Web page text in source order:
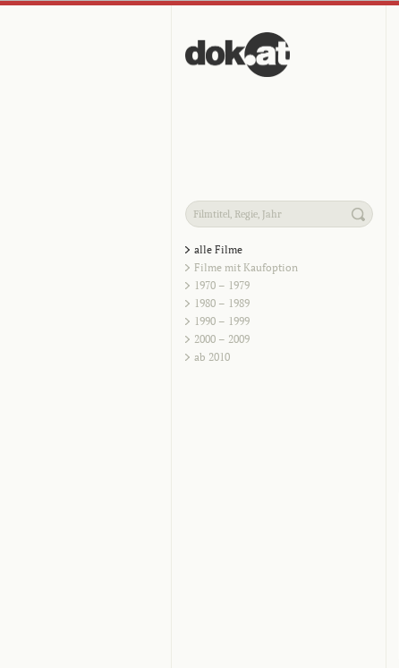
alle Filme
Filme mit Kaufoption
1970 – 1979
1980 – 1989
1990 – 1999
2000 – 2009
ab 2010